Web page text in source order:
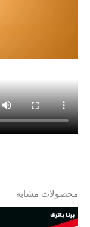
محصولات مشابه